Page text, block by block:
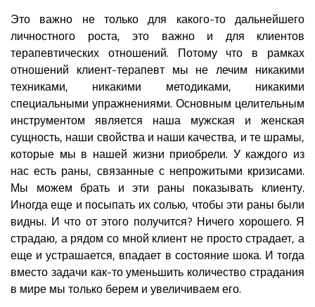
Это важно не только для какого-то дальнейшего
личностного роста, это важно и для клиентов
терапевтических отношений. Потому что в рамках
отношений клиент-терапевт мы не лечим никакими
техниками, никакими методиками, никакими
специальными упражнениями. Основным целительным
инструментом является наша мужская и женская
сущность, наши свойства и наши качества, и те шрамы,
которые мы в нашей жизни приобрели. У каждого из
нас есть раны, связанные с непрожитыми кризисами.
Мы можем брать и эти раны показывать клиенту.
Иногда еще и посыпать их солью, чтобы эти раны были
видны. И что от этого получится? Ничего хорошего. Я
страдаю, а рядом со мной клиент не просто страдает, а
еще и устрашается, впадает в состояние шока. И тогда
вместо задачи как-то уменьшить количество страдания
в мире мы только берем и увеличиваем его.